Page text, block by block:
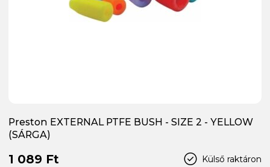
Preston EXTERNAL PTFE BUSH - SIZE 2 - YELLOW
(SÁRGA)
Külső raktáron
1 089 Ft